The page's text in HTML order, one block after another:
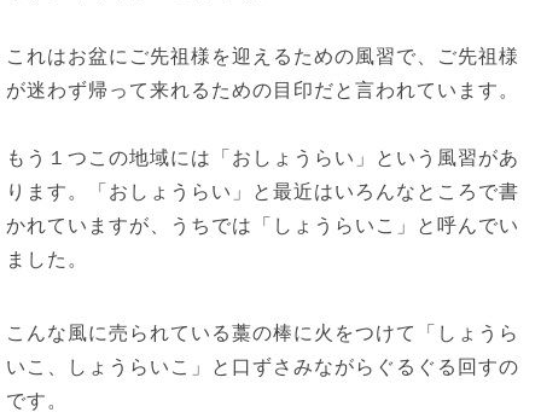
これはお盆にご先祖様を迎えるための風習で、ご先祖様
が迷わず帰って来れるための目印だと言われています。
もう１つこの地域には「おしょうらい」という風習があ
ります。「おしょうらい」と最近はいろんなところで書
かれていますが、うちでは「しょうらいこ」と呼んでい
ました。
こんな風に売られている藁の棒に火をつけて「しょうら
いこ、しょうらいこ」と口ずさみながらぐるぐる回すの
です。